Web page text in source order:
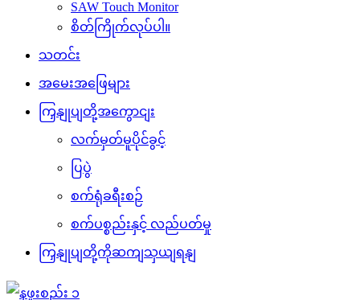
SAW Touch Monitor
စိတ်ကြိုက်လုပ်ပါ။
သတင်း
အမေးအဖြေများ
ကြှနျုပျတို့အကွောငျး
လက်မှတ်မူပိုင်ခွင့်
ပြပွဲ
စက်ရုံခရီးစဉ်
စက်ပစ္စည်းနှင့် လည်ပတ်မှု
ကြှနျုပျတို့ကိုဆကျသှယျရနျ